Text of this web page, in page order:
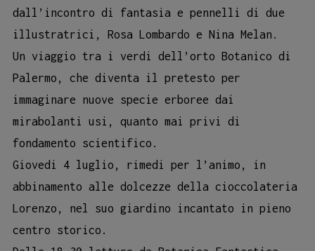
dall’incontro di fantasia e pennelli di due
illustratrici, Rosa Lombardo e Nina Melan.
Un viaggio tra i verdi dell’orto Botanico di
Palermo, che diventa il pretesto per
immaginare nuove specie erboree dai
mirabolanti usi, quanto mai privi di
fondamento scientifico.
Giovedi 4 luglio, rimedi per l’animo, in
abbinamento alle dolcezze della cioccolateria
Lorenzo, nel suo giardino incantato in pieno
centro storico.